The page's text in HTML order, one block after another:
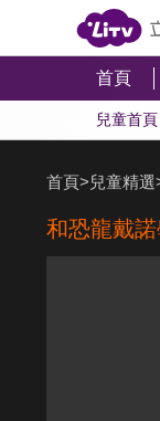
首頁
兒童首頁
首頁>兒童精選
和恐龍戴